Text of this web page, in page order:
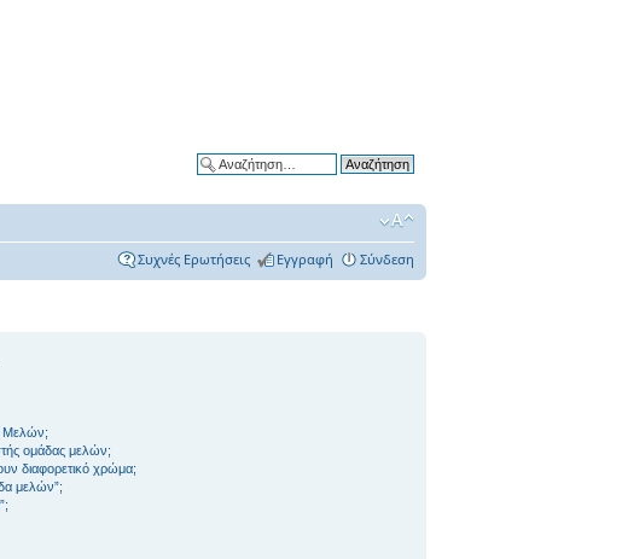
Συχνές Ερωτήσεις
Εγγραφή Σύνδεση
Μελών;
ομάδας μελών;
διαφορετικό χρώμα;
μελών”;